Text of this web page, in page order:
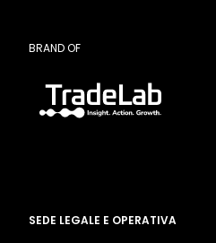
BRAND OF
SEDE LEGALE E OPERATIVA